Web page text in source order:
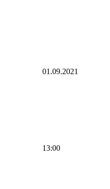
01.09.2021
13:00